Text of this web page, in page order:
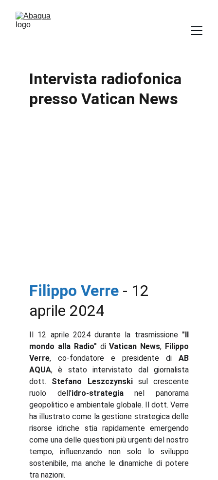
Intervista radiofonica
presso Vatican News
Filippo Verre - 12
aprile 2024
Il 12 aprile 2024 durante la trasmissione "Il
mondo alla Radio" diVatican News, Filippo
Verre, co-fondatore e presidente di AB
AQUA, è stato intervistato dal giornalista
dott. Stefano Leszczynskisul crescente
ruolo dell'idro-strategianel panorama
geopolitico e ambientale globale. Il dott. Verre
ha illustrato come la gestione strategica delle
risorse idriche stia rapidamente emergendo
come una delle questioni più urgenti del nostro
tempo, influenzando non solo lo sviluppo
sostenibile, ma anche le dinamiche di potere
tra nazioni.